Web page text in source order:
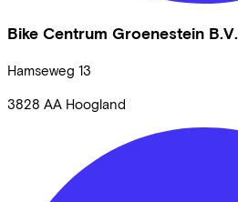
Bike Centrum Groenestein B.V.
Hamseweg 13
3828 AA Hoogland